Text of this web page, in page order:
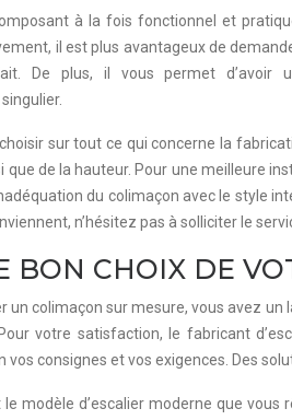
à la fois fonctionnel et
il est plus avantageux de
De plus, il vous permet d’avoir
singulier.
sur tout ce qui concerne la
que de la hauteur. Pour une meilleure
du colimaçon avec le style
n’hésitez pas à solliciter le
BON CHOIX DE
un colimaçon sur mesure, vous avez
votre satisfaction, le fabricant
vos consignes et vos exigences. Des
le modèle d’escalier moderne que